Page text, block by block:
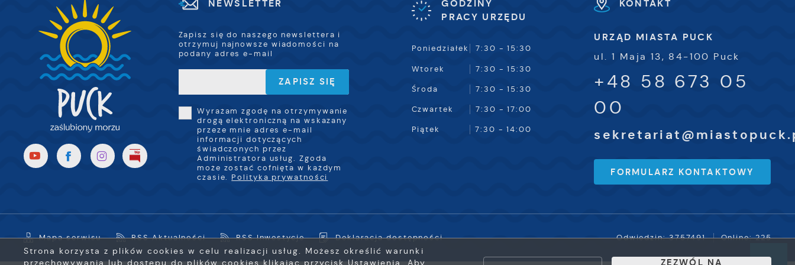
NEWSLETTER
Zapisz się do naszego newslettera i
otrzymuj najnowsze wiadomości na
podany adres e-mail
Wyrażam zgodę na otrzymywanie
drogą elektroniczną na wskazany
przeze mnie adres e-mail
informacji dotyczących
świadczonych przez
Administratora usług. Zgoda
może zostać cofnięta w każdym
czasie. Polityka prywatności
GODZINY
PRACY URZĘDU
Poniedziałek 7:30 - 15:30
Wtorek 7:30 - 15:30
Środa 7:30 - 15:30
Czwartek 7:30 - 17:00
Piątek 7:30 - 14:00
KONTAKT
URZĄD MIASTA PUCK
ul. 1 Maja 13, 84-100 Puck
+48 58 673 05
00
FORMULARZ KONTAKTOWY
Mapa serwisu RSS Aktualności RSS Inwestycje Deklaracja dostępności Odwiedzin: 3757491 Online: 225
Strona korzysta z plików cookies w celu realizacji usług. Możesz określić warunki
ZEZWÓL NA